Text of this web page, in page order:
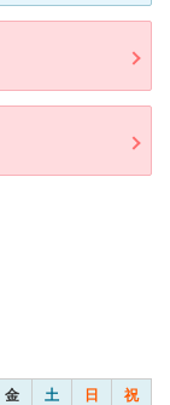
金 土 日 祝